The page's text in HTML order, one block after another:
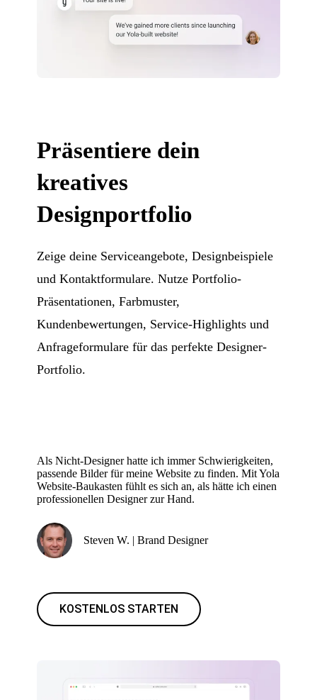
Präsentiere dein
kreatives
Designportfolio
Zeige deine Serviceangebote, Designbeispiele
und Kontaktformulare. Nutze Portfolio-
Präsentationen, Farbmuster,
Kundenbewertungen, Service-Highlights und
Anfrageformulare für das perfekte Designer-
Portfolio.
Als Nicht-Designer hatte ich immer Schwierigkeiten,
passende Bilder für meine Website zu finden. Mit Yola
Website-Baukasten fühlt es sich an, als hätte ich einen
professionellen Designer zur Hand.
Steven W. | Brand Designer
KOSTENLOS STARTEN